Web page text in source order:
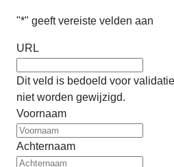
"*" geeft vereiste velden aan
URL
Dit veld is bedoeld voor
niet worden gewijzigd.
Voornaam
Achternaam